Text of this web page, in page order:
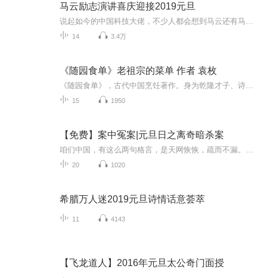
马云励志演讲喜庆迎接2019元旦
14 3.4万
《随园食单》老祖宗的菜单 作者 袁枚
15 1950
【免费】案中冤案|元旦日之离奇暗杀案
20 1020
希腊万人迷2019元旦诗情话意荟萃
11 4143
【飞龙道人】2016年元旦太公奇门面授